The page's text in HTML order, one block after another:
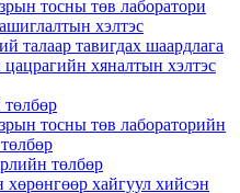
тосны төв лаборатори
хэлтэс
талаар тавигдах шаардлага
хяналтын хэлтэс
тосны төв лабораторийн
төлбөр
хайгуул хийсэн